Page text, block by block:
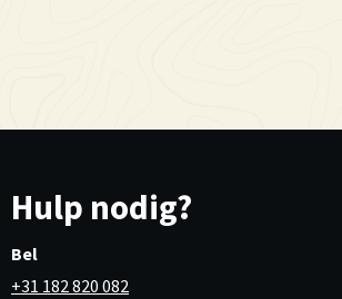
Hulp nodig?
Bel
+31 182 820 082